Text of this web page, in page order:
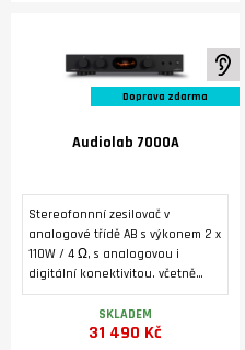
reproduktorem s měkkou, ultra
lehkou kalotovou membránou o
průměru 29 mm. Vyznačuje se
frekvenčním rozsahem a širokým
Doprava zdarma
Audiolab 7000A
Stereofonnní zesilovač v
analogové třídě AB s výkonem 2 x
110W / 4 Ω, s analogovou i
digitální konektivitou. včetně
Phono MM, HDMI ARC a USB B pro
počítač. 32-bitový D/A převodník
ES9038Q2M, MQA dekodér,
SKLADEM
31 490 Kč